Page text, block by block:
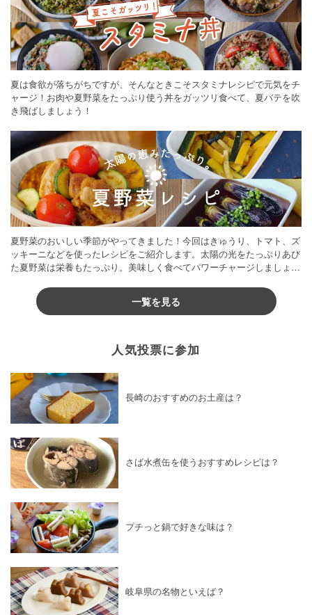
夏は食欲が落ちがちですが、そんなときこそスタミナレシピで元気をチ
ャージ！お肉や夏野菜をたっぷり使う丼をガッツリ食べて、夏バテを吹
き飛ばしましょう！
夏野菜のおいしい季節がやってきました！今回はきゅうり、トマト、ズ
ッキーニなどを使ったレシピをご紹介します。太陽の光をたっぷりあび
た夏野菜は栄養もたっぷり。美味しく食べてパワーチャージしましょう
一覧を見る
人気投票に参加
長崎のおすすめのお土産は？
さば水煮缶を使うおすすめレシピは？
プチっと鍋で好きな味は？
岐阜県の名物といえば？